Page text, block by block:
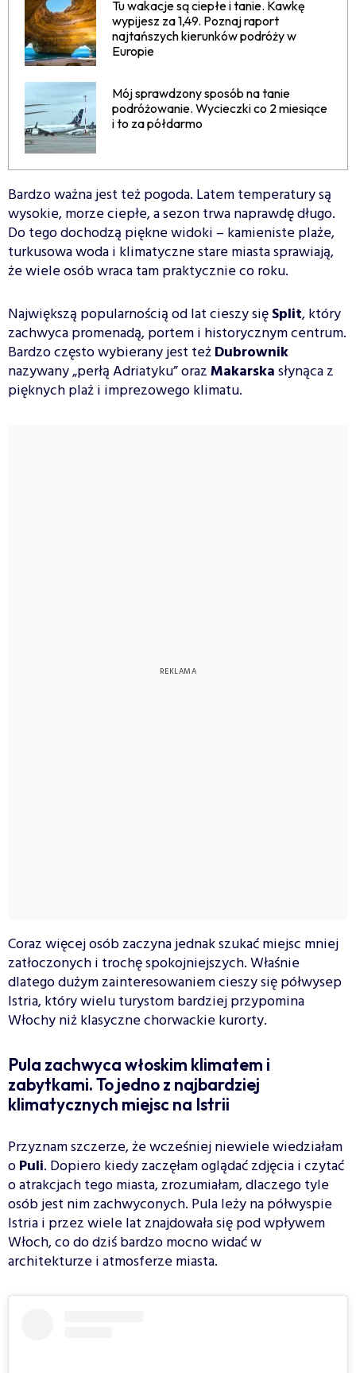
Tu wakacje są ciepłe i tanie. Kawkę
wypijesz za 1,49. Poznaj raport
najtańszych kierunków podróży w
Europie
Mój sprawdzony sposób na tanie
podróżowanie. Wycieczki co 2 miesiące
i to za półdarmo
Bardzo ważna jest też pogoda. Latem temperatury są
wysokie, morze ciepłe, a sezon trwa naprawdę długo.
Do tego dochodzą piękne widoki – kamieniste plaże,
turkusowa woda i klimatyczne stare miasta sprawiają,
że wiele osób wraca tam praktycznie co roku.
Największą popularnością od lat cieszy sięSplit, który
zachwyca promenadą, portem i historycznym centrum.
Bardzo często wybierany jest teżDubrownik
nazywany „perłą Adriatyku” orazMakarskasłynąca z
pięknych plaż i imprezowego klimatu.
Coraz więcej osób zaczyna jednak szukać miejsc mniej
zatłoczonych i trochę spokojniejszych. Właśnie
dlatego dużym zainteresowaniem cieszy się półwysep
Istria, który wielu turystom bardziej przypomina
Włochy niż klasyczne chorwackie kurorty.
Pula zachwyca włoskim klimatem i
zabytkami. To jedno z najbardziej
klimatycznych miejsc na Istrii
Przyznam szczerze, że wcześniej niewiele wiedziałam
oPuli. Dopiero kiedy zaczęłam oglądać zdjęcia i czytać
o atrakcjach tego miasta, zrozumiałam, dlaczego tyle
osób jest nim zachwyconych. Pula leży na półwyspie
Istria i przez wiele lat znajdowała się pod wpływem
Włoch, co do dziś bardzo mocno widać w
architekturze i atmosferze miasta.